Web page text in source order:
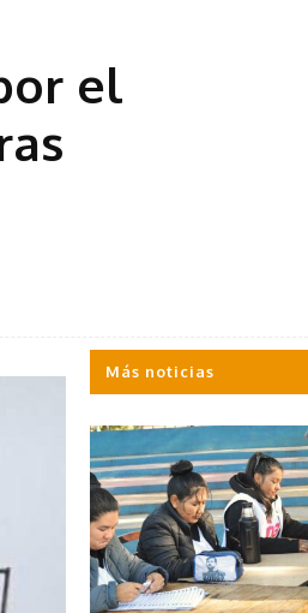
el
Más noticias